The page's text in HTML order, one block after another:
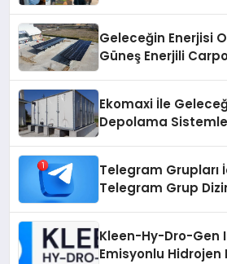
Geleceğin Enerjisi
Güneş Enerjili
Ekomaxi İle
Depolama
Telegram Grupları
Telegram Grup
Kleen-Hy-Dro-Gen
Emisyonlu Hidrojen